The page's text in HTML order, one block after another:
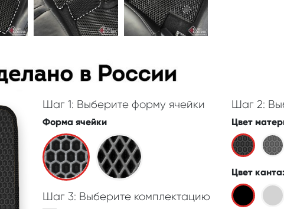
Шаг 1: Выберите форму ячейки
Форма ячейки
Шаг 3: Выберите комплектацию
Шаг 2:
Цвет
Цвет канта